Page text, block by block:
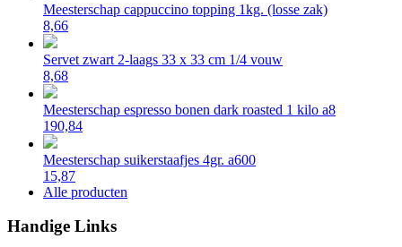
Meesterschap cappuccino topping 1kg. (losse zak)
8,66
Servet zwart 2-laags 33 x 33 cm 1/4 vouw
8,68
Meesterschap espresso bonen dark roasted 1 kilo a8
190,84
Meesterschap suikerstaafjes 4gr. a600
15,87
Alle producten
Handige Links